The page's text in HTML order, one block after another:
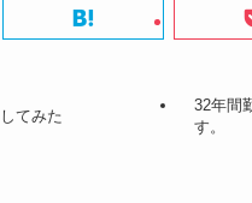
てみた
32年間
す。